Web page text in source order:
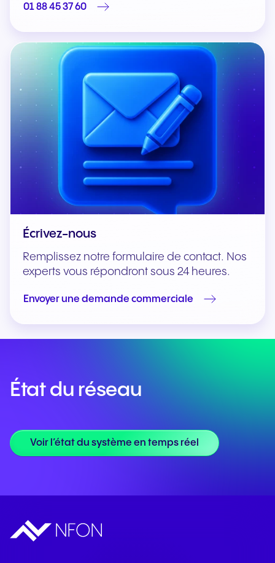
01 88 45 37 60
Écrivez-nous
Remplissez notre formulaire de contact. Nos
experts vous répondront sous 24 heures.
Envoyer une demande commerciale
État du réseau
Voir l’état du système en temps réel